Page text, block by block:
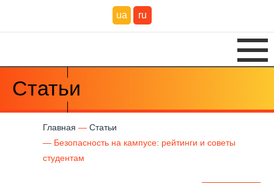
ua ru
Статьи
Главная
Статьи
Безопасность на кампусе: рейтинги и советы
студентам